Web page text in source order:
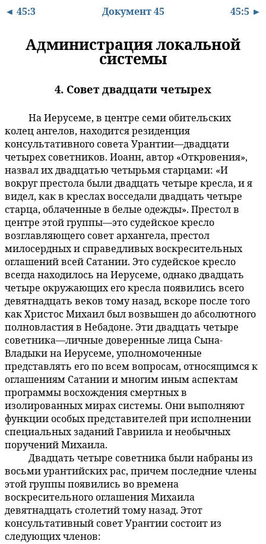
◄ 45:3 Документ 45 45:5 ►
Администрация локальной
системы
4. Совет двадцати четырех
На Иерусеме, в центре семи обительских
колец ангелов, находится резиденция
консультативного совета Урантии—двадцати
четырех советников. Иоанн, автор «Откровения»,
назвал их двадцатью четырьмя старцами: «И
вокруг престола были двадцать четыре кресла, и я
видел, как в креслах восседали двадцать четыре
старца, облаченные в белые одежды». Престол в
центре этой группы—это судейское кресло
возглавляющего совет архангела, престол
милосердных и справедливых воскресительных
оглашений всей Сатании. Это судейское кресло
всегда находилось на Иерусеме, однако двадцать
четыре окружающих его кресла появились всего
девятнадцать веков тому назад, вскоре после того
как Христос Михаил был возвышен до абсолютного
полновластия в Небадоне. Эти двадцать четыре
советника—личные доверенные лица Сына-
Владыки на Иерусеме, уполномоченные
представлять его по всем вопросам, относящимся к
оглашениям Сатании и многим иным аспектам
программы восхождения смертных в
изолированных мирах системы. Они выполняют
функции особых представителей при исполнении
специальных заданий Гавриила и необычных
поручений Михаила.
Двадцать четыре советника были набраны из
восьми урантийских рас, причем последние члены
этой группы появились во времена
воскресительного оглашения Михаила
девятнадцать столетий тому назад. Этот
консультативный совет Урантии состоит из
следующих членов: